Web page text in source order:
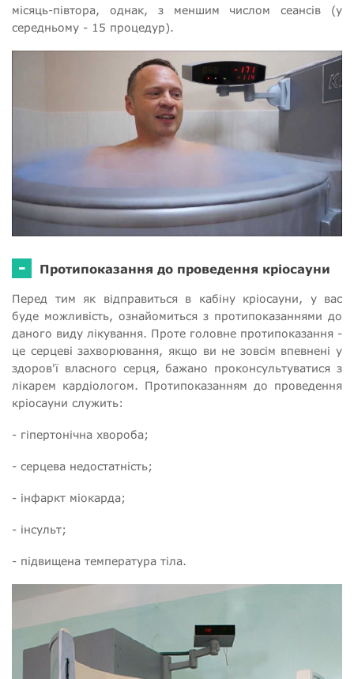
місяць-півтора, однак, з меншим числом сеансів (у
середньому - 15 процедур).
- Протипоказання до проведення кріосауни
Перед тим як відправиться в кабіну кріосауни, у вас
буде можливість, ознайомиться з протипоказаннями до
даного виду лікування. Проте головне протипоказання -
це серцеві захворювання, якщо ви не зовсім впевнені у
здоров'ї власного серця, бажано проконсультуватися з
лікарем кардіологом. Протипоказанням до проведення
кріосауни служить:
- гіпертонічна хвороба;
- серцева недостатність;
- інфаркт міокарда;
- інсульт;
- підвищена температура тіла.